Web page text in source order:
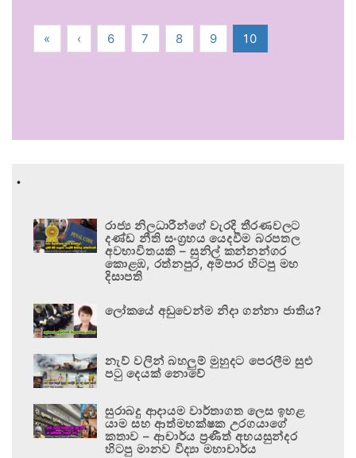
« ‹ 6 7 8 9 10
.
රාජ්‍ය නිලධාරීන්ගේ වැරදි තීරණවලට
දණ්ඩ නීති සංග්‍රහය යෙදවීම බරපතල
අවභාවිතයකි – සුනිල් කන්නන්ගර
කොළඹ, රත්නපුර, අම්පාර හිටපු මහ
දිසාපති
ලෝකයේ අඩුවෙන්ම නිදා ගන්නා ජාතිය?
නැව් වලින් බහලුම් මුහුදට පෙරලීම සුළු
පටු දෙයක් නොවේ
සුරාබදු ආදායම වාර්තාගත ලෙස ඉහළ
යාම සහ ආත්මභක්ෂක උරගයාගේ
කතාව – ආචාර්ය ප්‍රණීත් අභයසුන්දර
හිටපු මානව විද්‍යා මහාචාර්ය